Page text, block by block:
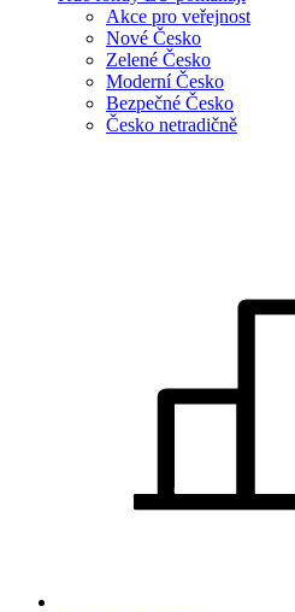
Akce pro veřejnost
Nové Česko
Zelené Česko
Moderní Česko
Bezpečné Česko
Česko netradičně